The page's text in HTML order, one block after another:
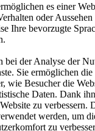
es einer
oder
Ihre bevorzugte
bei der Analyse der
Sie ermöglichen
wie Besucher die
Daten. Dank
zu verbessern.
werden, um
zu